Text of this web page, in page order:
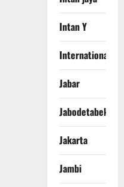
Intan Y
International
Jabar
Jabodetabek
Jakarta
Jambi